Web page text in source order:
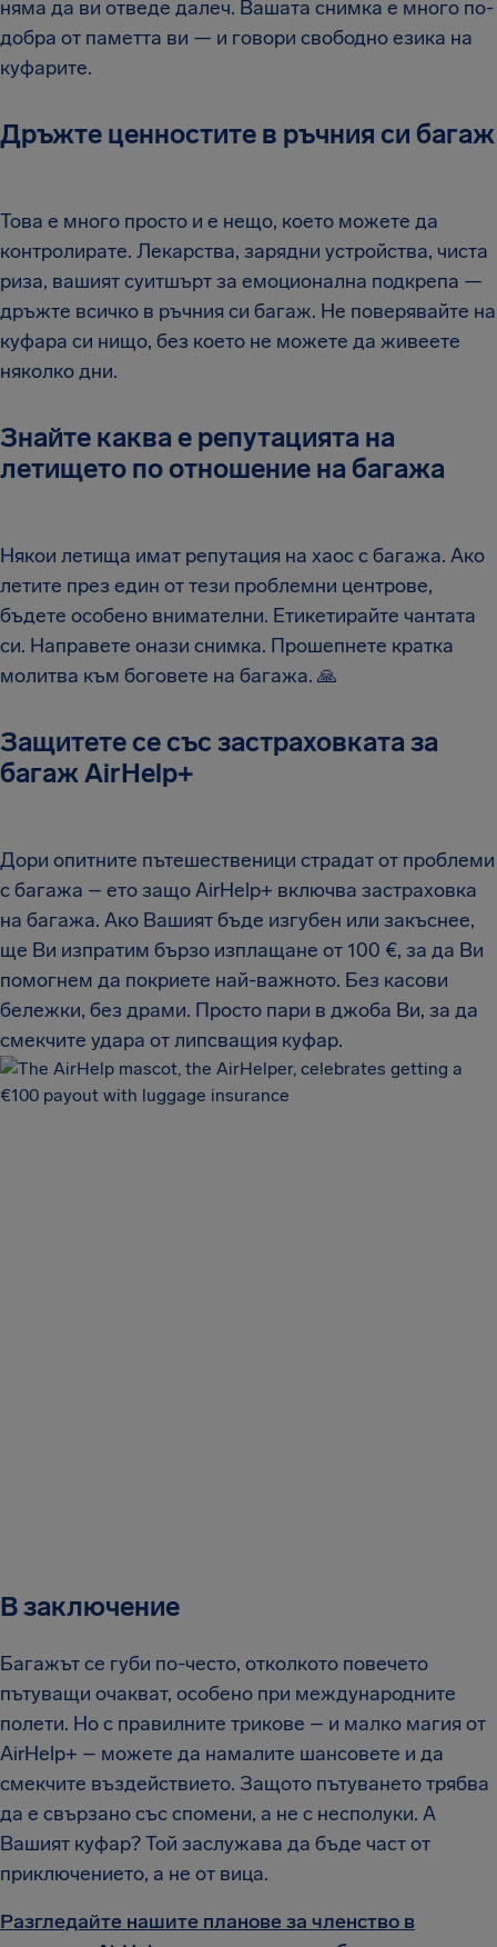
няма да ви отведе далеч. Вашата снимка е много по-
добра от паметта ви — и говори свободно езика на
куфарите.
Дръжте ценностите в ръчния си багаж
Това е много просто и е нещо, което можете да
контролирате. Лекарства, зарядни устройства, чиста
риза, вашият суитшърт за емоционална подкрепа —
дръжте всичко в ръчния си багаж. Не поверявайте на
куфара си нищо, без което не можете да живеете
няколко дни.
Знайте каква е репутацията на
летището по отношение на багажа
Някои летища имат репутация на хаос с багажа. Ако
летите през един от тези проблемни центрове,
бъдете особено внимателни. Етикетирайте чантата
си. Направете онази снимка. Прошепнете кратка
молитва към боговете на багажа. 🙏
Защитете се със застраховката за
багаж AirHelp+
Дори опитните пътешественици страдат от проблеми
с багажа – ето защо AirHelp+ включва застраховка
на багажа. Ако Вашият бъде изгубен или закъснее,
ще Ви изпратим бързо изплащане от 100 €, за да Ви
помогнем да покриете най-важното. Без касови
бележки, без драми. Просто пари в джоба Ви, за да
смекчите удара от липсващия куфар.
В заключение
Багажът се губи по-често, отколкото повечето
пътуващи очакват, особено при международните
полети. Но с правилните трикове – и малко магия от
AirHelp+ – можете да намалите шансовете и да
смекчите въздействието. Защото пътуването трябва
да е свързано със спомени, а не с несполуки. А
Вашият куфар? Той заслужава да бъде част от
приключението, а не от вица.
Разгледайте нашите планове за членство в